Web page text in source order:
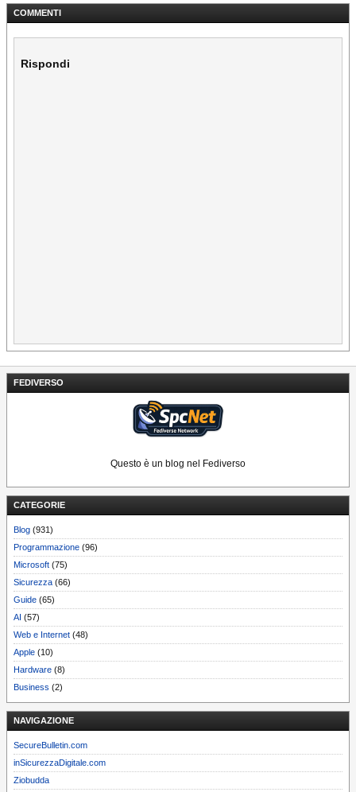
FEDIVERSO
Questo è un blog nel Fediverso
CATEGORIE
Blog (931)
Programmazione (96)
Microsoft (75)
Sicurezza (66)
Guide (65)
AI (57)
Web e Internet (48)
Apple (10)
Hardware (8)
Business (2)
NAVIGAZIONE
SecureBulletin.com
inSicurezzaDigitale.com
Ziobudda
COMMENTI
Rispondi